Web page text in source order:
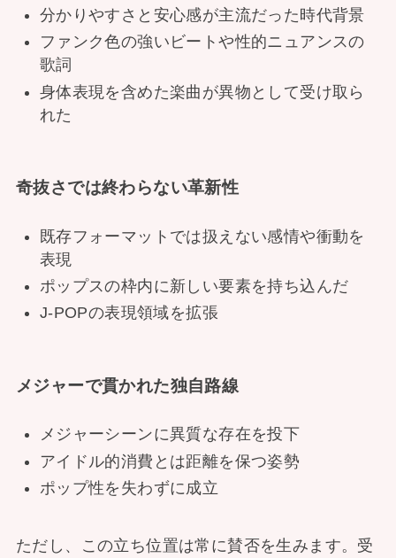
分かりやすさと安心感が主流だった時代背景
ファンク色の強いビートや性的ニュアンスの
歌詞
身体表現を含めた楽曲が異物として受け取ら
れた
奇抜さでは終わらない革新性
既存フォーマットでは扱えない感情や衝動を
表現
ポップスの枠内に新しい要素を持ち込んだ
J-POPの表現領域を拡張
メジャーで貫かれた独自路線
メジャーシーンに異質な存在を投下
アイドル的消費とは距離を保つ姿勢
ポップ性を失わずに成立
ただし、この立ち位置は常に賛否を生みます。受